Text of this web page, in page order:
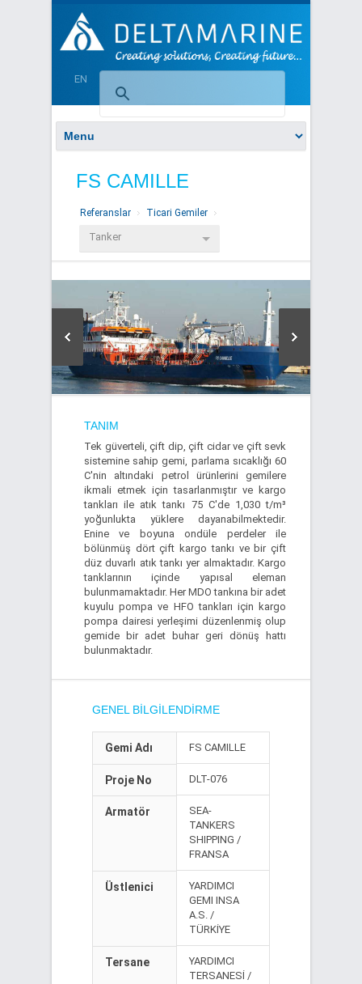
EN
FS CAMILLE
Referanslar Ticari Gemiler
Tanker
TANIM
Tek güverteli, çift dip, çift cidar ve çift sevk
sistemine sahip gemi, parlama sıcaklığı 60
C'nin altındaki petrol ürünlerini gemilere
ikmali etmek için tasarlanmıştır ve kargo
tankları ile atık tankı 75 C'de 1,030 t/m³
yoğunlukta yüklere dayanabilmektedir.
Enine ve boyuna ondüle perdeler ile
bölünmüş dört çift kargo tankı ve bir çift
düz duvarlı atık tankı yer almaktadır. Kargo
tanklarının içinde yapısal eleman
bulunmamaktadır. Her MDO tankına bir adet
kuyulu pompa ve HFO tankları için kargo
pompa dairesi yerleşimi düzenlenmiş olup
gemide bir adet buhar geri dönüş hattı
bulunmaktadır.
GENEL BILGILENDIRME
Gemi Adı FS CAMILLE
Proje No DLT-076
Armatör
SEA-
TANKERS
SHIPPING /
FRANSA
Üstlenici
YARDIMCI
GEMI INSA
A.S. /
TÜRKİYE
Tersane
YARDIMCI
TERSANESİ /